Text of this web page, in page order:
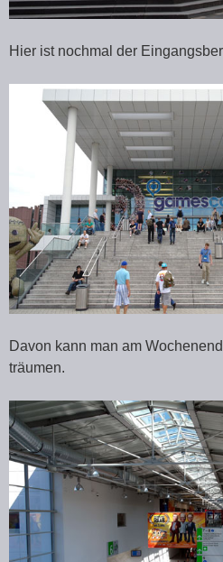
Hier ist nochmal der
Davon kann man am
träumen.